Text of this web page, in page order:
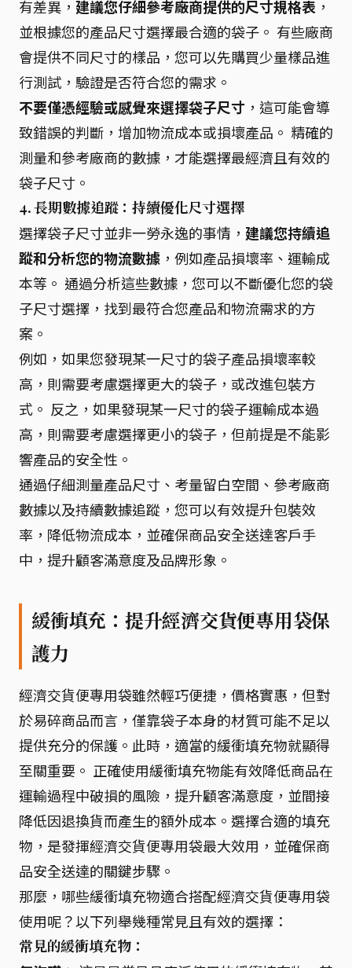
有差異， 建議您仔細參考廠商提供的尺寸規格表 ，
並根據您的產品尺寸選擇最合適的袋子。 有些廠商
會提供不同尺寸的樣品，您可以先購買少量樣品進
行測試，驗證是否符合您的需求。
不要僅憑經驗或感覺來選擇袋子尺寸 ，這可能會導
致錯誤的判斷，增加物流成本或損壞產品。 精確的
測量和參考廠商的數據，才能選擇最經濟且有效的
袋子尺寸。
4. 長期數據追蹤：持續優化尺寸選擇
選擇袋子尺寸並非一勞永逸的事情， 建議您持續追
蹤和分析您的物流數據 ，例如產品損壞率、運輸成
本等。 通過分析這些數據，您可以不斷優化您的袋
子尺寸選擇，找到最符合您產品和物流需求的方
案。
例如，如果您發現某一尺寸的袋子產品損壞率較
高，則需要考慮選擇更大的袋子，或改進包裝方
式。 反之，如果發現某一尺寸的袋子運輸成本過
高，則需要考慮選擇更小的袋子，但前提是不能影
響產品的安全性。
通過仔細測量產品尺寸、考量留白空間、參考廠商
數據以及持續數據追蹤，您可以有效提升包裝效
率，降低物流成本，並確保商品安全送達客戶手
中，提升顧客滿意度及品牌形象。
緩衝填充：提升經濟交貨便專用袋保
護力
經濟交貨便專用袋雖然輕巧便捷，價格實惠，但對
於易碎商品而言，僅靠袋子本身的材質可能不足以
提供充分的保護。此時，適當的緩衝填充物就顯得
至關重要。 正確使用緩衝填充物能有效降低商品在
運輸過程中破損的風險，提升顧客滿意度，並間接
降低因退換貨而產生的額外成本。選擇合適的填充
物，是發揮經濟交貨便專用袋最大效用，並確保商
品安全送達的關鍵步驟。
那麼，哪些緩衝填充物適合搭配經濟交貨便專用袋
使用呢？以下列舉幾種常見且有效的選擇：
常見的緩衝填充物：